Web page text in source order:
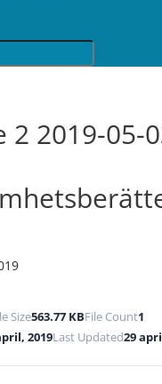
2 2019-05-
Size563.77 KBFile Count1
2019Last Updated29